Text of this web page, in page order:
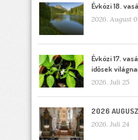
Évközi 18.
2026. August
Évközi 17.
idősek
2026. Juli 25
2026
2026. Juli 24